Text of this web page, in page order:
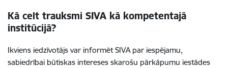
Kā celt trauksmi SIVA kā kompetentajā
institūcijā?
Ikviens iedzīvotājs var informēt SIVA par iespējamu,
sabiedrībai būtiskas intereses skarošu pārkāpumu iestādes